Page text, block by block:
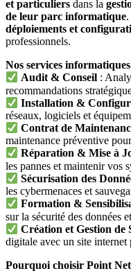
et particuliers dans la
de leur parc informatique
déploiements et
professionnels.
Nos services informatiques
Audit & Conseil :
recommandations
Installation &
réseaux, logiciels et
Contrat de
maintenance préventive
Réparation & Mise à
les pannes et maintenir vos
Sécurisation des
les cybermenaces et
Formation &
sur la sécurité des données
Création et Gestion de
digitale avec un site internet
Pourquoi choisir Point